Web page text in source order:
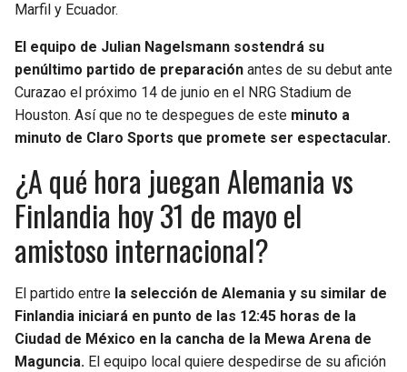
Marfil y Ecuador.
El equipo de Julian Nagelsmann sostendrá su
penúltimo partido de preparación antes de su debut ante
Curazao el próximo 14 de junio en el NRG Stadium de
Houston. Así que no te despegues de este minuto a
minuto de Claro Sports que promete ser espectacular.
¿A qué hora juegan Alemania vs
Finlandia hoy 31 de mayo el
amistoso internacional?
El partido entre la selección de Alemania y su similar de
Finlandia iniciará en punto de las 12:45 horas de la
Ciudad de México en la cancha de la Mewa Arena de
Maguncia. El equipo local quiere despedirse de su afición